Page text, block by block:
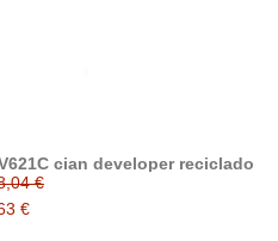
cian developer reciclado
€
€